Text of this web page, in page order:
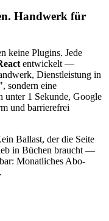
Handwerk für
keine Plugins. Jede
entwickelt —
Dienstleistung in
sondern eine
unter 1 Sekunde, Google
und barrierefrei
Ballast, der die Seite
in Büchen braucht —
Monatliches Abo-